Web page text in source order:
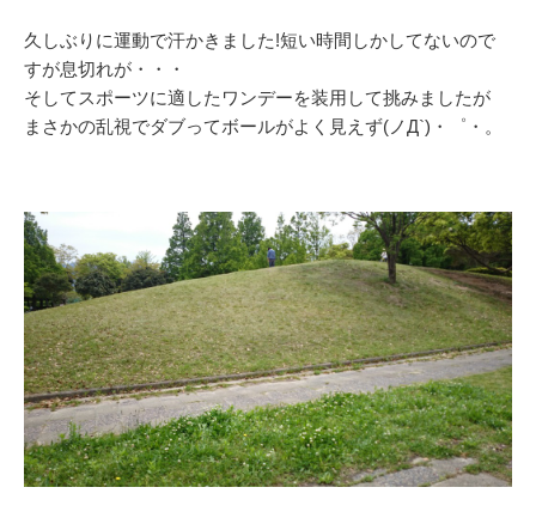
久しぶりに運動で汗かきました!短い時間しかしてないので
すが息切れが・・・
そしてスポーツに適したワンデーを装用して挑みましたが
まさかの乱視でダブってボールがよく見えず(ノД`)・゜・。